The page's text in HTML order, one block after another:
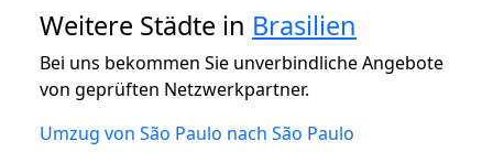
Weitere Städte in Brasilien
Bei uns bekommen Sie unverbindliche Angebote
von geprüften Netzwerkpartner.
Umzug von São Paulo nach São Paulo